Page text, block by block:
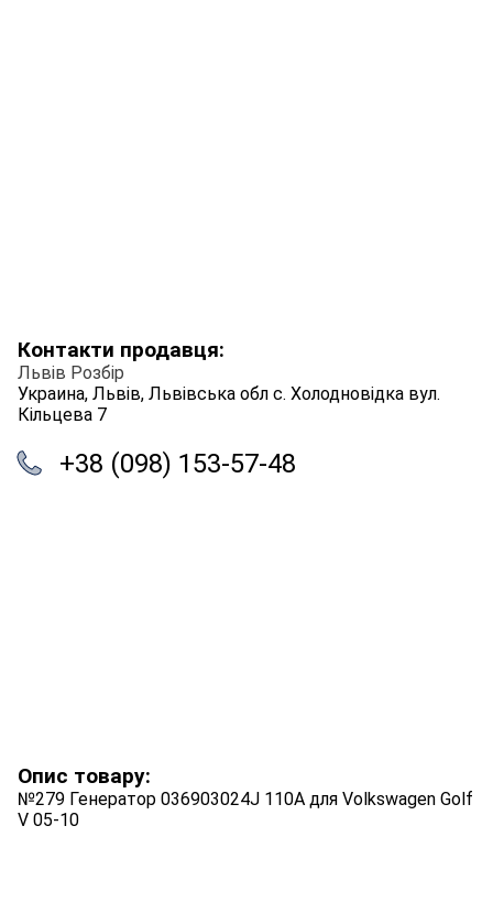
Контакти продавця:
Львів Розбір
Украина, Львів, Львівська обл с. Холодновідка вул.
Кільцева 7
+38 (098) 153-57-48
Опис товару:
№279 Генератор 036903024J 110A для Volkswagen Golf
V 05-10